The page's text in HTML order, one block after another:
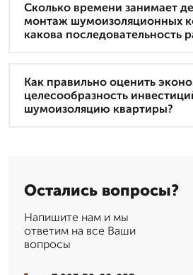
Сколько времени занимает
монтаж шумоизоляционных
какова последовательность
Как правильно оценить
целесообразность
шумоизоляцию квартиры?
Остались вопросы?
Напишите нам и мы
ответим на все Ваши
вопросы